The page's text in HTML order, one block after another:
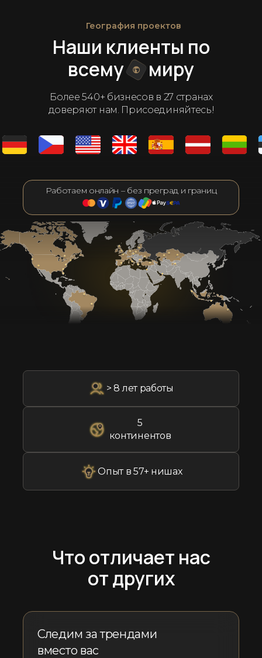
Более 540+ бизнесов в 27 странах
доверяют нам. Присоединяйтесь!
миру
всему
Наши клиенты по
География проектов
Работаем онлайн – без преград и границ
> 8 лет работы
5
континентов
Опыт в 57+ нишах
Что отличает нас
от других
Следим за трендами
вместо вас